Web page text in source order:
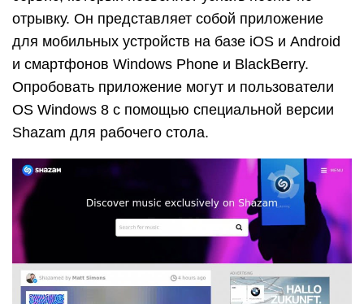
Установить приложение можно абсолютно
бесплатно на Shazam.com. Оно любимо
пользователями, поскольку лучше остальных
сервисов выполняет поиск музыки по отрывку, за
удобный и функциональный дизайн и